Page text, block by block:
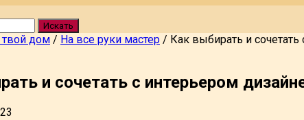
Искать
дом / На все руки мастер / Как выбирать и
и сочетать с интерьером